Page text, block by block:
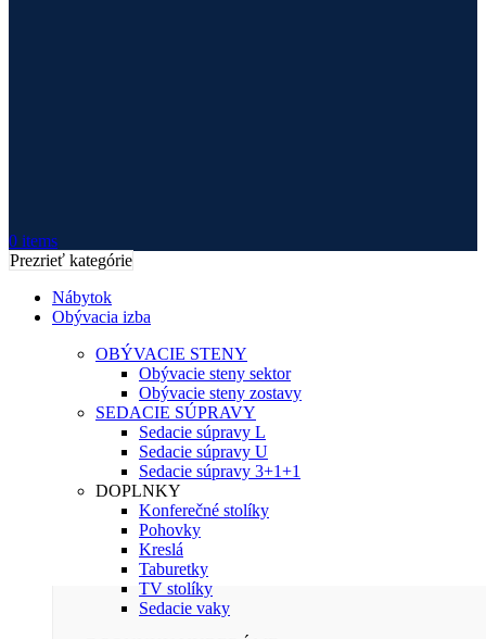
0 items
Prezrieť kategórie
Nábytok
Obývacia izba
OBÝVACIE STENY
Obývacie steny sektor
Obývacie steny zostavy
SEDACIE SÚPRAVY
Sedacie súpravy L
Sedacie súpravy U
Sedacie súpravy 3+1+1
DOPLNKY
Konferečné stolíky
Pohovky
Kreslá
Taburetky
TV stolíky
Sedacie vaky